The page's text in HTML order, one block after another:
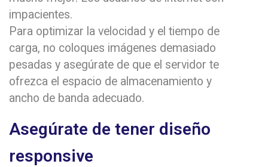
impacientes.
Para optimizar la velocidad y el tiempo de
carga, no coloques imágenes demasiado
pesadas y asegúrate de que el servidor te
ofrezca el espacio de almacenamiento y
ancho de banda adecuado.
Asegúrate de tener diseño
responsive